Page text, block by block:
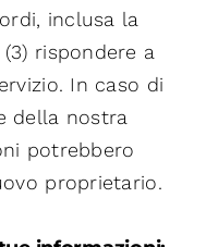
inclusa la
rispondere a
In caso di
della nostra
potrebbero
proprietario.